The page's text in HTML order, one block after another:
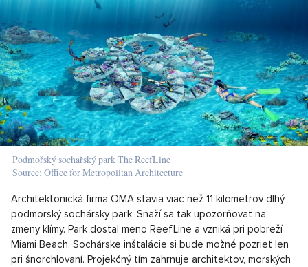
Podmořský sochařský park The ReefLine
Source: Office for Metropolitan Architecture
Architektonická firma OMA stavia viac než 11 kilometrov dlhý
podmorský sochársky park. Snaží sa tak upozorňovať na
zmeny klímy. Park dostal meno ReefLine a vzniká pri pobreží
Miami Beach. Sochárske inštalácie si bude možné pozrieť len
pri šnorchlovaní. Projekčný tím zahrnuje architektov, morských